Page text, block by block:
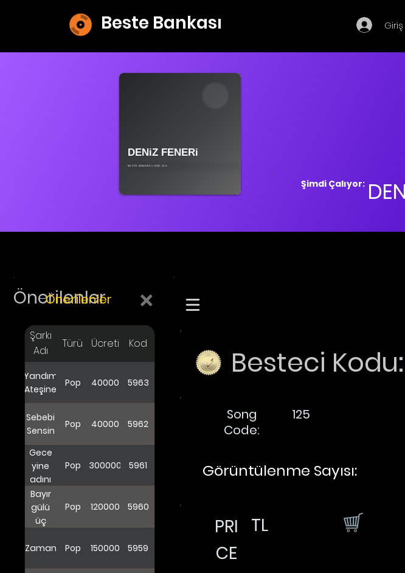
Beste Bankası Giriş
Şimdi Çalıyor:
Önerilenler
Önerilenler
Şarkı
Adı
Türü Ücreti Kod
Yandım
Ateşine
Pop 40000 5963
Sebebi
Sensin
Pop 40000 5962
Gece
yine
adını
yazdı
Pop 300000 5961
Bayır
gülü
üç
Pop 120000 5960
Zaman Pop 150000 5959
Besteci Kodu:
Song
Code:
125
Görüntülenme Sayısı:
PRI
CE
TL